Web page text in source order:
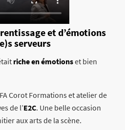
et d’émotions
serveurs
riche en émotionset bien
Corot Formations et atelier de
de l’E2C. Une belle occasion
aux arts de la scène.